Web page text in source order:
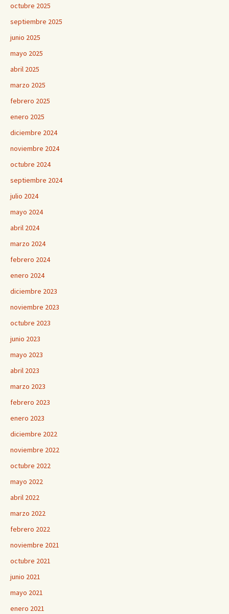
octubre 2025
septiembre 2025
junio 2025
mayo 2025
abril 2025
marzo 2025
febrero 2025
enero 2025
diciembre 2024
noviembre 2024
octubre 2024
septiembre 2024
julio 2024
mayo 2024
abril 2024
marzo 2024
febrero 2024
enero 2024
diciembre 2023
noviembre 2023
octubre 2023
junio 2023
mayo 2023
abril 2023
marzo 2023
febrero 2023
enero 2023
diciembre 2022
noviembre 2022
octubre 2022
mayo 2022
abril 2022
marzo 2022
febrero 2022
noviembre 2021
octubre 2021
junio 2021
mayo 2021
enero 2021